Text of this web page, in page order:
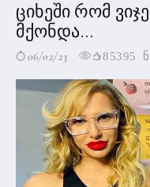
ციხეში რომ
მქონდა...
06/02/23 85395